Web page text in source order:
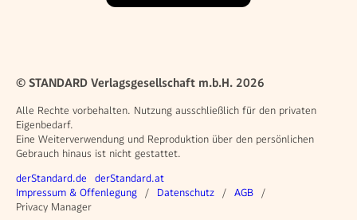
© STANDARD Verlagsgesellschaft m.b.H. 2026
Alle Rechte vorbehalten. Nutzung ausschließlich für den privaten
Eigenbedarf.
Eine Weiterverwendung und Reproduktion über den persönlichen
Gebrauch hinaus ist nicht gestattet.
Weitere Angebote
derStandard.de derStandard.at
Rechtliches
Impressum & Offenlegung Datenschutz
AGB
Privacy Manager